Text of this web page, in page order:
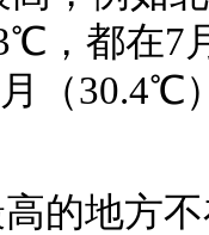
，都在7
（30.4℃
的地方